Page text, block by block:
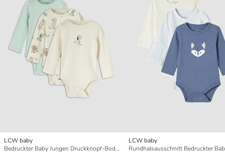
LCW baby
Bedruckter Baby Jungen Druckknopf-Body 3er-Pack
LCW baby